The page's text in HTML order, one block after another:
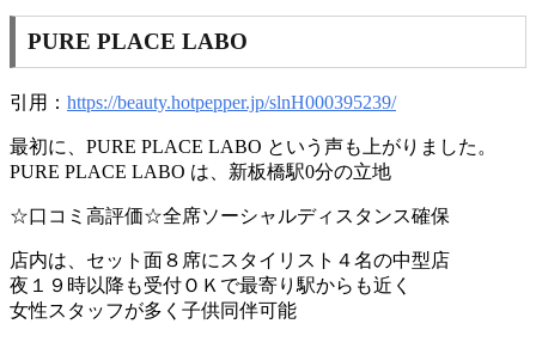
PURE PLACE LABO
引用： https://beauty.hotpepper.jp/slnH000395239/
最初に、PURE PLACE LABO という声も上がりました。
PURE PLACE LABO は、新板橋駅0分の立地
☆口コミ高評価☆全席ソーシャルディスタンス確保
店内は、セット面８席にスタイリスト４名の中型店
夜１９時以降も受付ＯＫで最寄り駅からも近く
女性スタッフが多く子供同伴可能